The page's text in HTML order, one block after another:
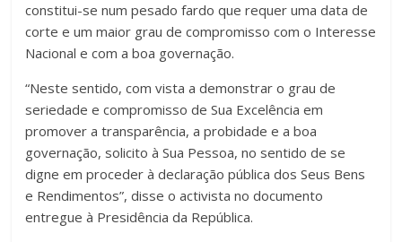
constitui-se num pesado fardo que requer uma data de
corte e um maior grau de compromisso com o Interesse
Nacional e com a boa governação.
“Neste sentido, com vista a demonstrar o grau de
seriedade e compromisso de Sua Excelência em
promover a transparência, a probidade e a boa
governação, solicito à Sua Pessoa, no sentido de se
digne em proceder à declaração pública dos Seus Bens
e Rendimentos”, disse o activista no documento
entregue à Presidência da República.